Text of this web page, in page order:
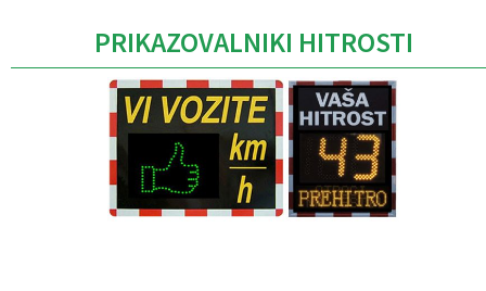
PRIKAZOVALNIKI HITROSTI